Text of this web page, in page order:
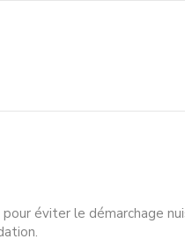
éviter le démarchage